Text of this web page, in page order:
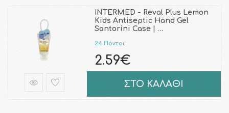
INTERMED - Reval Plus Lemon
Kids Antiseptic Hand Gel
Santorini Case | …
24 Πόντοι
2.59€
ΣΤΟ ΚΑΛΑΘΙ